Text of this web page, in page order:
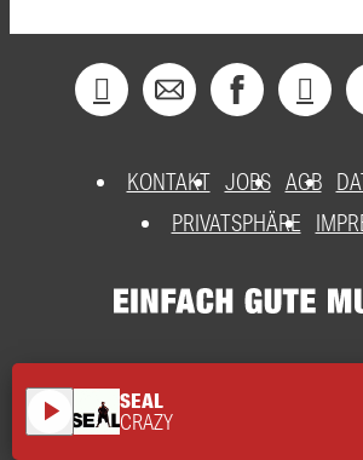
KONTAKT JOBS AGB
PRIVATSPHÄRE
play_arrow SEAL
CRAZY